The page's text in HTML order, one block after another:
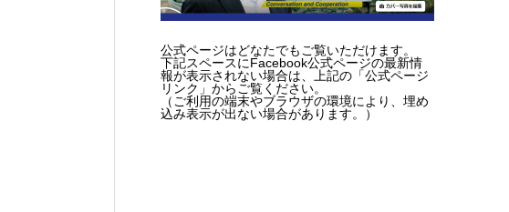
公式ページはどなたでもご覧いただけます。
下記スペースにFacebook公式ページの最新情
報が表示されない場合は、上記の「公式ページ
リンク」からご覧ください。
（ご利用の端末やブラウザの環境により、埋め
込み表示が出ない場合があります。）